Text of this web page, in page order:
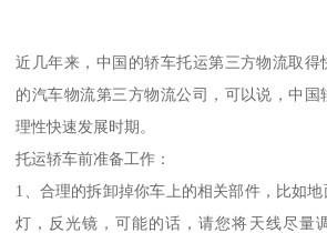
近几年来，中国的轿车托运第三方物流取得
的汽车物流第三方物流公司，可以说，中国
理性快速发展时期。
托运轿车前准备工作：
1、合理的拆卸掉你车上的相关部件，比如
灯，反光镜，可能的话，请您将天线尽量